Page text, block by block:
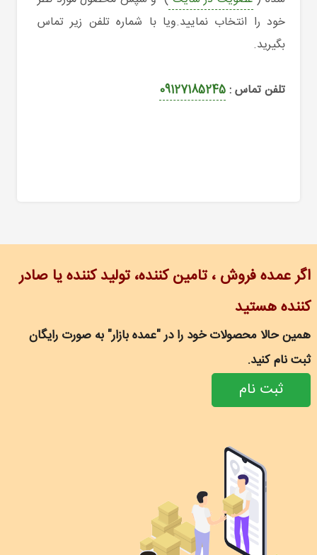
خود را انتخاب نمایید.ویا با شماره تلفن زیر تماس
بگیرید.
تلفن تماس :09127185245
اگر عمده فروش ، تامین کننده، تولید کننده یا صادر
کننده هستید
همین حالا محصولات خود را در "عمده بازار" به صورت رایگان
ثبت نام کنید.
ثبت نام